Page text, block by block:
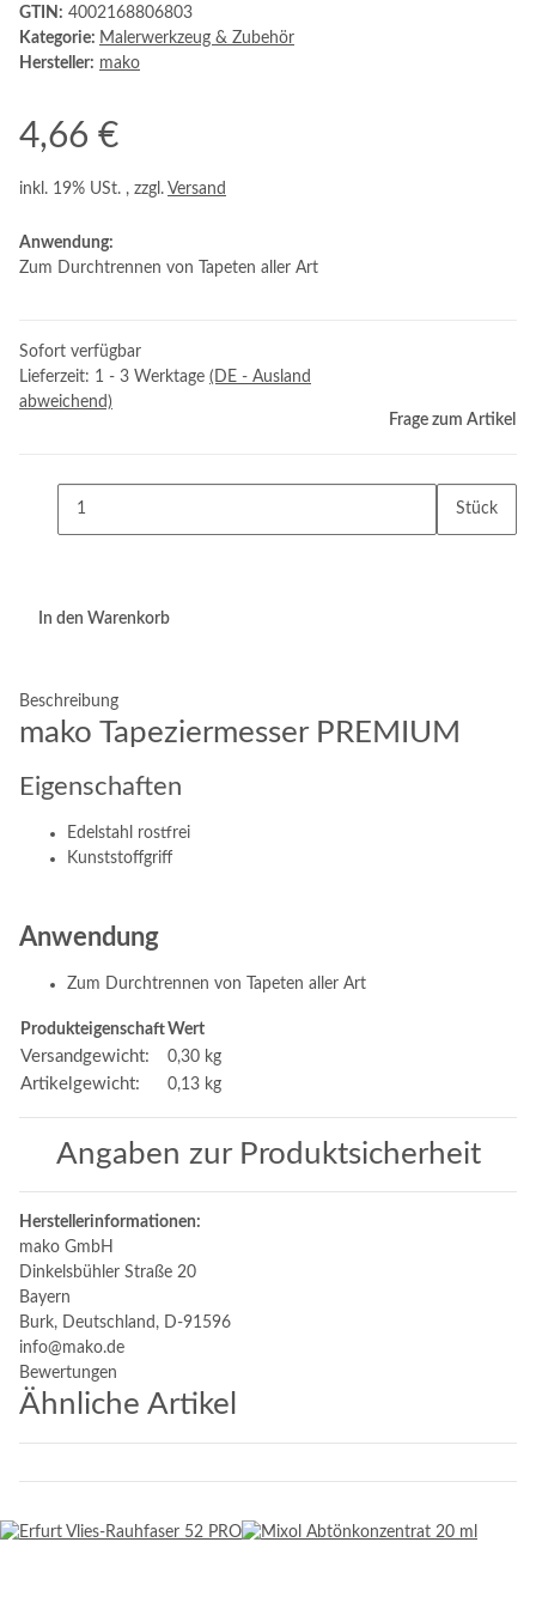
GTIN: 4002168806803
Kategorie: Malerwerkzeug & Zubehör
Hersteller: mako
4,66 €
inkl. 19% USt. , zzgl. Versand
Anwendung:
Zum Durchtrennen von Tapeten aller Art
Sofort verfügbar
Lieferzeit: 1 - 3 Werktage (DE - Ausland
abweichend)
Frage zum Artikel
Stück
In den Warenkorb
Beschreibung
mako Tapeziermesser PREMIUM
Eigenschaften
Edelstahl rostfrei
Kunststoffgriff
Anwendung
Zum Durchtrennen von Tapeten aller Art
ProdukteigenschaftWert
Versandgewicht: 0,30 kg
Artikelgewicht: 0,13 kg
Angaben zur Produktsicherheit
Herstellerinformationen:
mako GmbH
Dinkelsbühler Straße 20
Bayern
Burk, Deutschland, D-91596
info@mako.de
Bewertungen
Ähnliche Artikel